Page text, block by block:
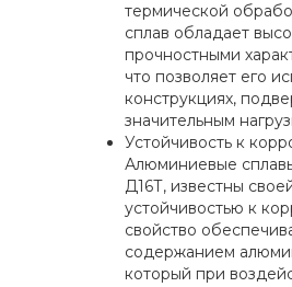
термической
сплав обладает
прочностными
что позволяет его
конструкциях,
значительным
Устойчивость к
Алюминиевые
Д16Т, известны
устойчивостью к
свойство
содержанием
который при